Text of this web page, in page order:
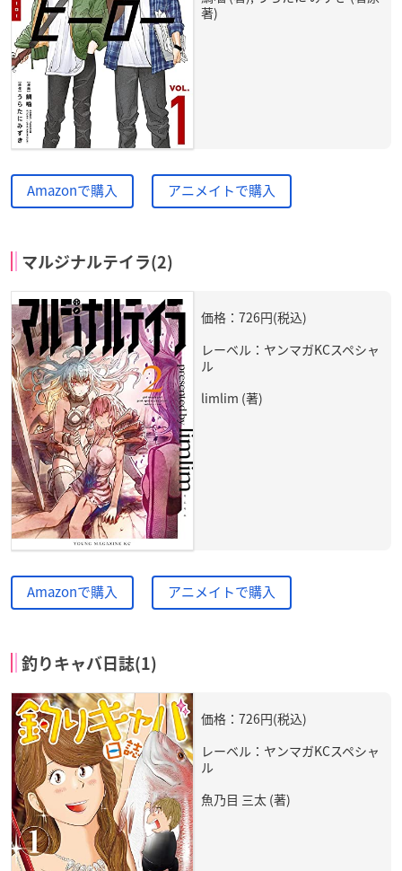
著)
Amazonで購入 アニメイトで購入
マルジナルテイラ(2)
価格：726円(税込)
レーベル：ヤンマガKCスペシャ
ル
limlim (著)
Amazonで購入 アニメイトで購入
釣りキャバ日誌(1)
価格：726円(税込)
レーベル：ヤンマガKCスペシャ
ル
魚乃目 三太 (著)